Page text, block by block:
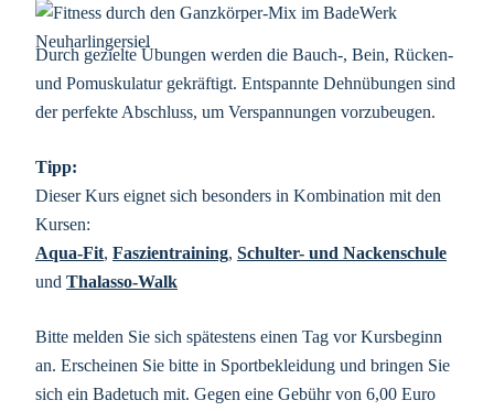
Durch gezielte Übungen werden die Bauch-, Bein, Rücken-
und Pomuskulatur gekräftigt. Entspannte Dehnübungen sind
der perfekte Abschluss, um Verspannungen vorzubeugen.
Tipp:
Dieser Kurs eignet sich besonders in Kombination mit den
Kursen:
Aqua-Fit, Faszientraining, Schulter- und Nackenschule
und Thalasso-Walk
Bitte melden Sie sich spätestens einen Tag vor Kursbeginn
an. Erscheinen Sie bitte in Sportbekleidung und bringen Sie
sich ein Badetuch mit. Gegen eine Gebühr von 6,00 Euro